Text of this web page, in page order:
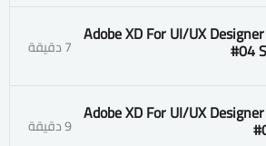
4. Adobe XD For UI/UX
#04 7 دقيقة
5. Adobe XD For UI/UX 9 دقيقة